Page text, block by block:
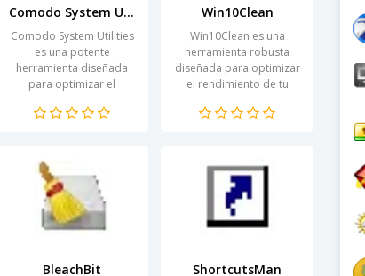
Comodo System Utilities
Comodo System Utilities
es una potente
herramienta diseñada
para optimizar el
computadora. Con una
Win10Clean
Win10Clean es una
herramienta robusta
diseñada para optimizar
el rendimiento de tu
Windows 10. Con el
BleachBit ShortcutsMan